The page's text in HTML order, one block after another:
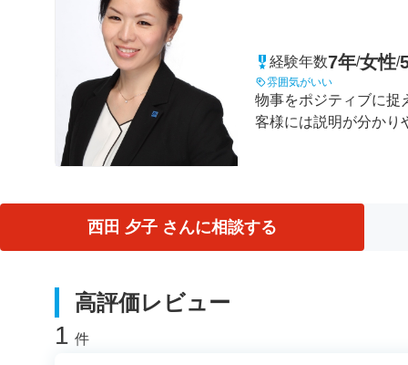
経験年数7年/女性/
雰囲気がいい
物事をポジティブに捉
客様には説明が分かり
西田 夕子 さんに相談する
高評価レビュー
1 件